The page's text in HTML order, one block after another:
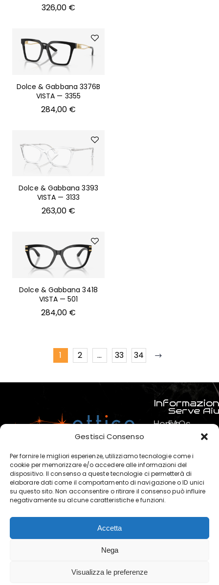
Gestisci Consenso
Per fornire le migliori esperienze, utilizziamo tecnologie come i
cookie per memorizzare e/o accedere alle informazioni del
dispositivo. Il consenso a queste tecnologie ci permetterà di
elaborare dati come il comportamento di navigazione o ID unici
su questo sito. Non acconsentire o ritirare il consenso può influire
negativamente su alcune caratteristiche e funzioni.
Accetta
Nega
Visualizza le preferenze
326,00 €
Dolce & Gabbana 3376B
VISTA — 3355
284,00 €
Dolce & Gabbana 3393
VISTA — 3133
263,00 €
Dolce & Gabbana 3418
VISTA — 501
284,00 €
1 2 … 33 34
Home
Chi
siamo
?
Contatti
Serve
FAQs
Pagamenti
Termini e
Privacy &
Clickoso